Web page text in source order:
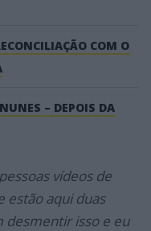
COM O
– DEPOIS DA
vídeos de
estão aqui duas
desmentir isso e eu